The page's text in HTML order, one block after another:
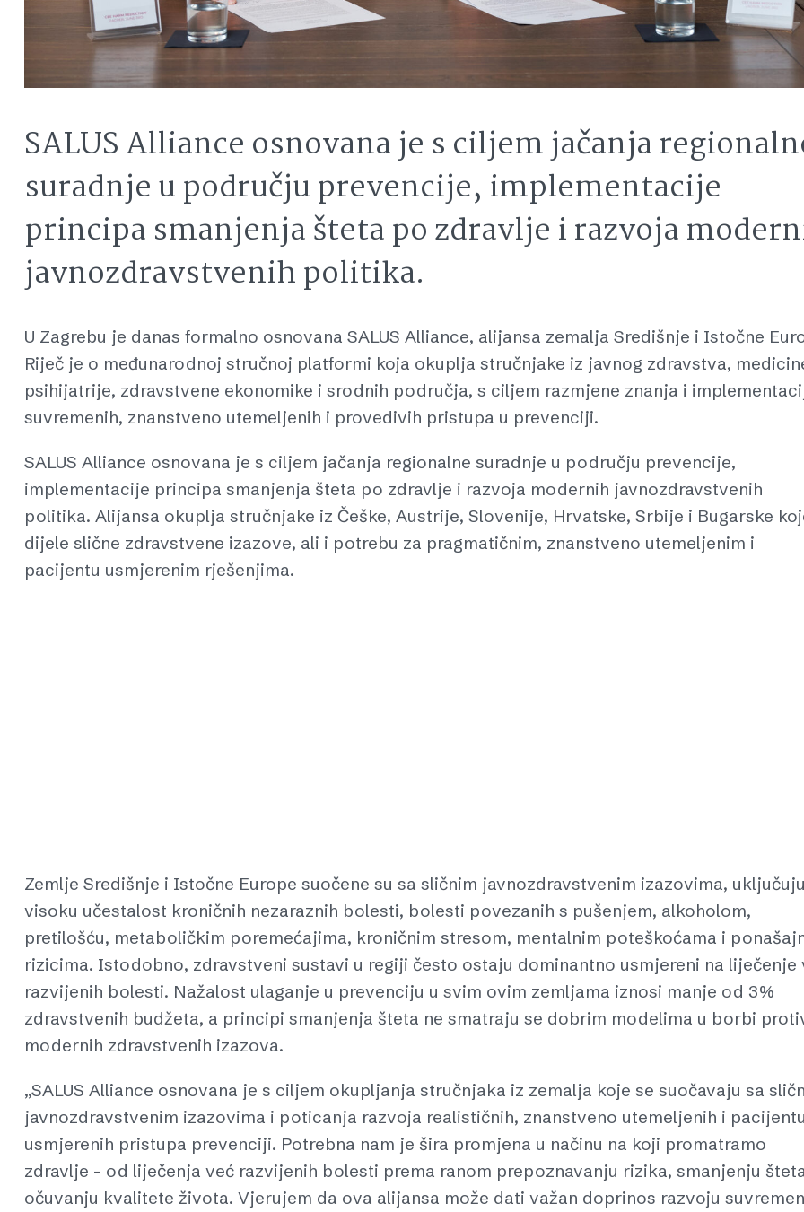
SALUS Alliance osnovana je s ciljem jačanja
suradnje u području prevencije, implementacije
principa smanjenja šteta po zdravlje i razvoja
javnozdravstvenih politika.
U Zagrebu je danas formalno osnovana SALUS Alliance, alijansa zemalja Središnje i Istočne
Riječ je o međunarodnoj stručnoj platformi koja okuplja stručnjake iz javnog zdravstva,
psihijatrije, zdravstvene ekonomike i srodnih područja, s ciljem razmjene znanja i
suvremenih, znanstveno utemeljenih i provedivih pristupa u prevenciji.
SALUS Alliance osnovana je s ciljem jačanja regionalne suradnje u području prevencije,
implementacije principa smanjenja šteta po zdravlje i razvoja modernih javnozdravstvenih
politika. Alijansa okuplja stručnjake iz Češke, Austrije, Slovenije, Hrvatske, Srbije i Bugarske
dijele slične zdravstvene izazove, ali i potrebu za pragmatičnim, znanstveno utemeljenim i
pacijentu usmjerenim rješenjima.
Zemlje Središnje i Istočne Europe suočene su sa sličnim javnozdravstvenim izazovima,
visoku učestalost kroničnih nezaraznih bolesti, bolesti povezanih s pušenjem, alkoholom,
pretilošću, metaboličkim poremećajima, kroničnim stresom, mentalnim poteškoćama i
rizicima. Istodobno, zdravstveni sustavi u regiji često ostaju dominantno usmjereni na liječenje
razvijenih bolesti. Nažalost ulaganje u prevenciju u svim ovim zemljama iznosi manje od 3%
zdravstvenih budžeta, a principi smanjenja šteta ne smatraju se dobrim modelima u borbi
modernih zdravstvenih izazova.
„SALUS Alliance osnovana je s ciljem okupljanja stručnjaka iz zemalja koje se suočavaju sa
javnozdravstvenim izazovima i poticanja razvoja realističnih, znanstveno utemeljenih i pacijentu
usmjerenih pristupa prevenciji. Potrebna nam je šira promjena u načinu na koji promatramo
zdravlje – od liječenja već razvijenih bolesti prema ranom prepoznavanju rizika, smanjenju
očuvanju kvalitete života. Vjerujem da ova alijansa može dati važan doprinos razvoju